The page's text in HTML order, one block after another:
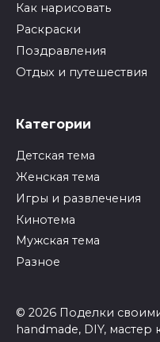
Как нарисовать
Раскраски
Поздравления
Отдых и путешествия
Категории
Детская тема
Женская тема
Игры и развлечения
Кинотема
Мужская тема
Разное
© 2026 Поделки
handmade, DIY, мастер